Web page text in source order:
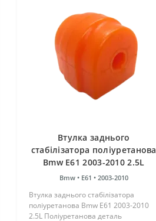
Втулка заднього
стабілізатора поліуретанова
Bmw E61 2003-2010 2.5L
Bmw • E61 • 2003-2010
Втулка заднього стабілізатора
поліуретанова Bmw E61 2003-2010
2.5L Поліуретанова деталь